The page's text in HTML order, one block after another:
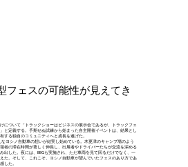
フェスの可能性が見えてき
について「トラックショーはビジネスの展示会であるが、トラックフェ
と定義する。予期せぬ試練から始まった自主開催イベントは、結果とし
する独自のコミュニティへと成長を遂げた。
ヨシノ自動車の想いが結実し始めている。木更津のキャンプ場のよう
者の滞在時間が著しく伸長し、出展者やドライバーたちが交流を深める
出した。夜には、BBQも実施され、ただ車両を見て回るだけでなく、一
た。そして、これこそ、ヨシノ自動車が望んでいたフェスのあり方であ
した。